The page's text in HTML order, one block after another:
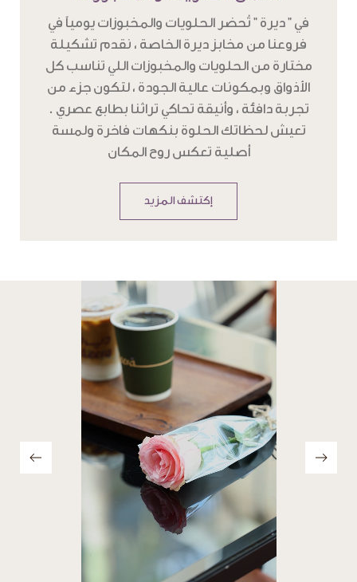
في " ديرة " تُحضر الحلويات والمخبوزات يومياً في
فروعنا من مخابز ديرة الخاصة ، نقدم تشكيلة
مختارة من الحلويات والمخبوزات اللي تناسب كل
الأذواق وبمكونات عالية الجودة ، لتكون جزء من
تجربة دافئة ، وأنيقة تحاكي تراثنا بطابع عصري .
تعيش لحظاتك الحلوة بنكهات فاخرة ولمسة
أصلية تعكس روح المكان
إكتشف المزيد